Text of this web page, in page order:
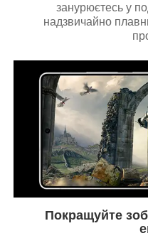
занурюєтесь у
надзвичайно
Покращуйте